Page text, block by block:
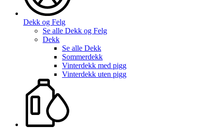
Dekk og Felg
Se alle Dekk og Felg
Dekk
Se alle Dekk
Sommerdekk
Vinterdekk med pigg
Vinterdekk uten pigg